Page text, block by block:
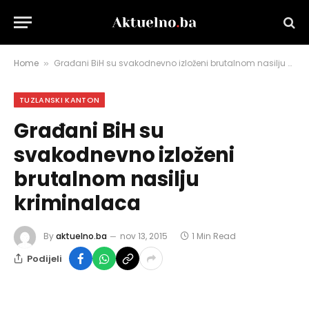
Home » Građani BiH su svakodnevno izloženi brutalnom nasilju kriminalaca
TUZLANSKI KANTON
Građani BiH su
svakodnevno izloženi
brutalnom nasilju
kriminalaca
Byaktuelno.ba nov 13, 2015 1 Min Read
Podijeli